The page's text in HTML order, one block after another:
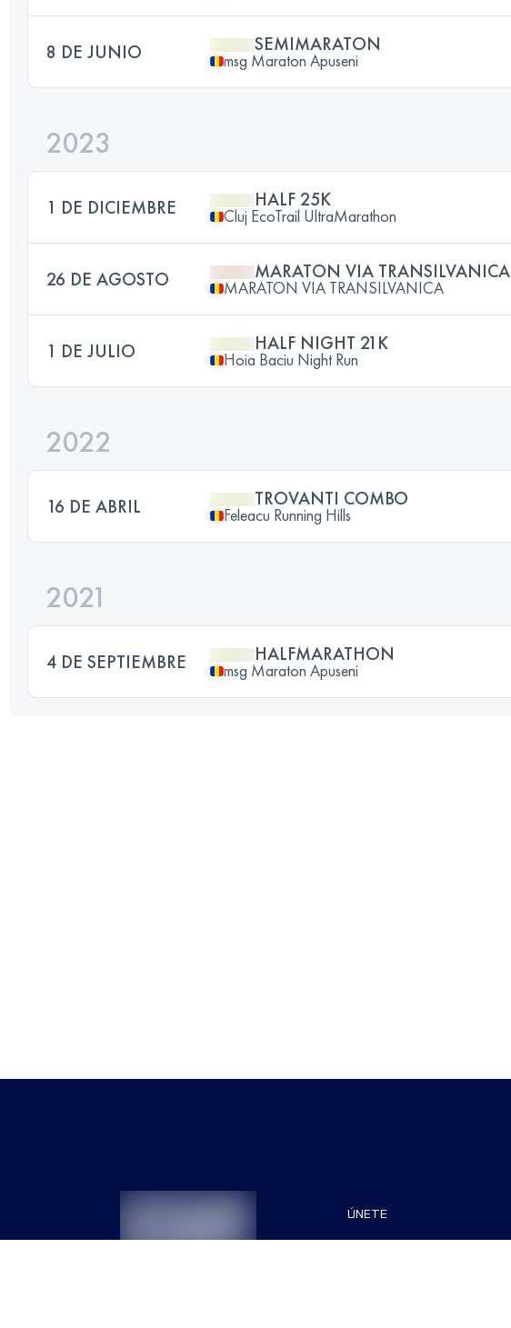
8 DE JUNIO SEMIMARATON
msg Maraton Apuseni
2023
1 DE DICIEMBRE HALF 25K
Cluj EcoTrail UltraMarathon
26 DE AGOSTO MARATON VIA TRANSILVANICA
MARATON VIA TRANSILVANICA
1 DE JULIO HALF NIGHT 21K
Hoia Baciu Night Run
2022
16 DE ABRIL TROVANTI COMBO
Feleacu Running Hills
2021
4 DE SEPTIEMBRE HALFMARATHON
msg Maraton Apuseni
ÚNETE